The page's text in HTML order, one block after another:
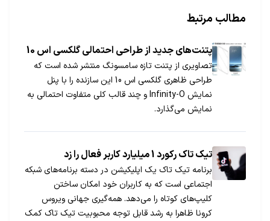
مطالب مرتبط
پتنت‌های جدید از طراحی احتمالی گلکسی اس 10
تصاویری از پتنت تازه سامسونگ منتشر شده است که
طراحی ظاهری گلکسی اس 10 این سازنده را با پنل
نمایش Infinity-O و چند قالب کلی متفاوت احتمالی به
نمایش می‌گذارد.
تیک تاک رکورد 1 میلیارد کاربر فعال را زد
برنامه تیک تاک یک اپلیکیشن در دسته برنامه‌های شبکه
اجتماعی است که به کاربران خود امکان ساختن
کلیپ‌های کوتاه را می‌دهد. همه‌گیری جهانی ویروس
کرونا ظاهرا به رشد قابل توجه محبوبیت تیک تاک کمک